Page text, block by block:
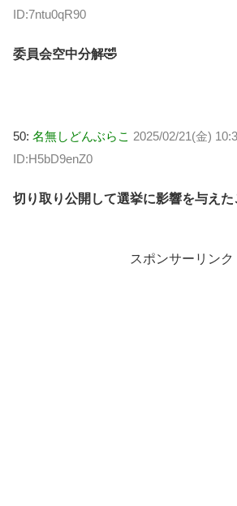
ID:7ntu0qR90
委員会空中分解🤣
50: 名無しどんぶらこ 2025/02/21(金)
ID:H5bD9enZ0
切り取り公開して選挙に影響を与えた
スポンサーリンク